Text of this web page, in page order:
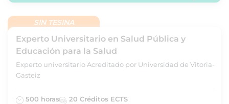
SIN TESINA
Experto Universitario en Salud Pública y
Educación para la Salud
Experto universitario Acreditado por Universidad de Vitoria-
Gasteiz
500 horas 20 Créditos ECTS